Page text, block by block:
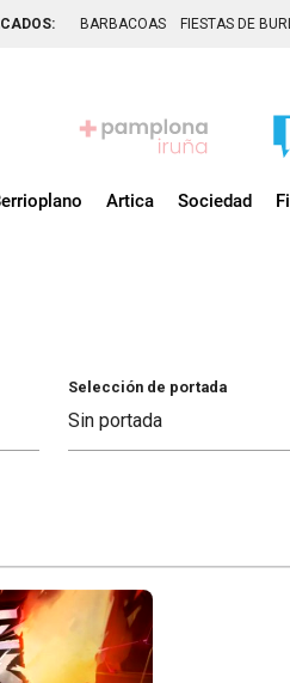
BARBACOAS FIESTAS DE
Artica Sociedad
Selección de portada